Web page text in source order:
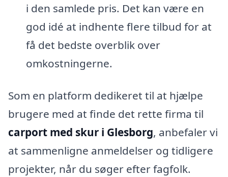
i den samlede pris. Det kan være en
god idé at indhente flere tilbud for at
få det bedste overblik over
omkostningerne.
Som en platform dedikeret til at hjælpe
brugere med at finde det rette firma til
carport med skur i Glesborg, anbefaler vi
at sammenligne anmeldelser og tidligere
projekter, når du søger efter fagfolk.